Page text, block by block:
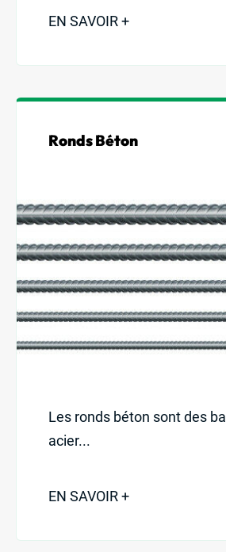
EN SAVOIR +
Ronds Béton
Les ronds béton sont des
acier...
EN SAVOIR +